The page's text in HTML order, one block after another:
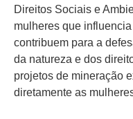
Direitos Sociais e
mulheres que
contribuem para a
da natureza e dos
projetos de mineração
diretamente as